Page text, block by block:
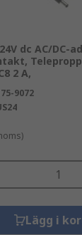
dc AC/DC-
2 A,
9072
Lägg i